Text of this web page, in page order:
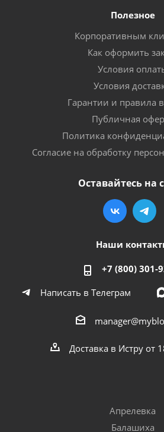
Полезное
Корпоративным
Как оформить
Условия
Условия
Гарантии и правила
Публичная
Политика
Согласие на обработку
Оставайтесь на
Наши
+7 (800) 301-
Написать в Телеграм
Доставка в Истру от
Апрелевка
Балашиха